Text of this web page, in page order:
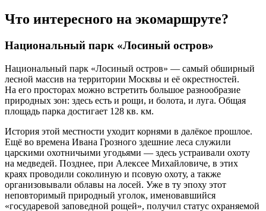
Что интересного на экомаршруте?
Национальный парк «Лосиный остров»
Национальный парк «Лосиный остров» — самый обширный
лесной массив на территории Москвы и её окрестностей.
На его просторах можно встретить большое разнообразие
природных зон: здесь есть и рощи, и болота, и луга. Общая
площадь парка достигает 128 кв. км.
История этой местности уходит корнями в далёкое прошлое.
Ещё во времена Ивана Грозного здешние леса служили
царскими охотничьими угодьями — здесь устраивали охоту
на медведей. Позднее, при Алексее Михайловиче, в этих
краях проводили соколиную и псовую охоту, а также
организовывали облавы на лосей. Уже в ту эпоху этот
неповторимый природный уголок, именовавшийся
«государевой заповедной рощей», получил статус охраняемой